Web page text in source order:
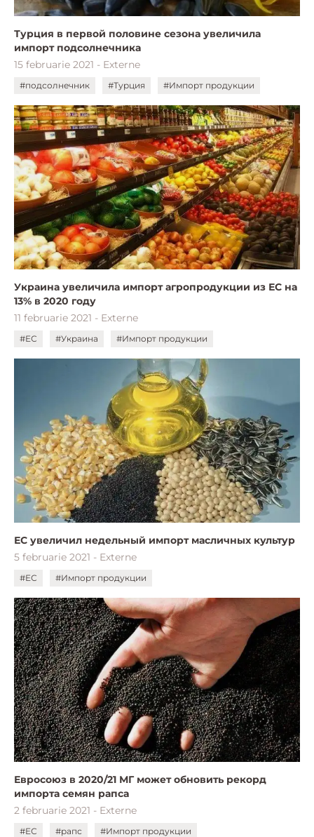
Турция в первой половине сезона увеличила
импорт подсолнечника
15 februarie 2021 - Externe
#подсолнечник #Турция #Импорт продукции
Украина увеличила импорт агропродукции из ЕС на
13% в 2020 году
11 februarie 2021 - Externe
#ЕС #Украина #Импорт продукции
ЕС увеличил недельный импорт масличных культур
5 februarie 2021 - Externe
#ЕС #Импорт продукции
Евросоюз в 2020/21 МГ может обновить рекорд
импорта семян рапса
2 februarie 2021 - Externe
#ЕС #рапс #Импорт продукции